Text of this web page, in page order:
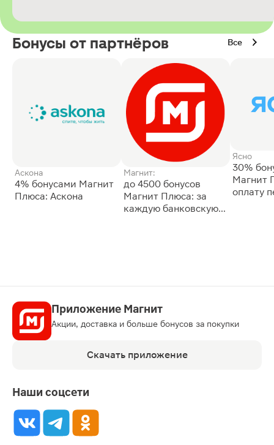
Бонусы от партнёров Все
Аскона
4% бонусами Магнит
Плюса: Аскона
Магнит:
до 4500 бонусов
Магнит Плюса: за
каждую банковскую
Ясно
30%
Магнит
оплату
Приложение Магнит
Акции, доставка и больше бонусов за покупки
Скачать приложение
Наши соцсети